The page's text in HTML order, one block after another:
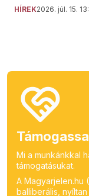
HÍREK2026. júl. 15.
Mi a munkánkkal
támogatásukat.
A Magyarjelen.hu
balliberális,